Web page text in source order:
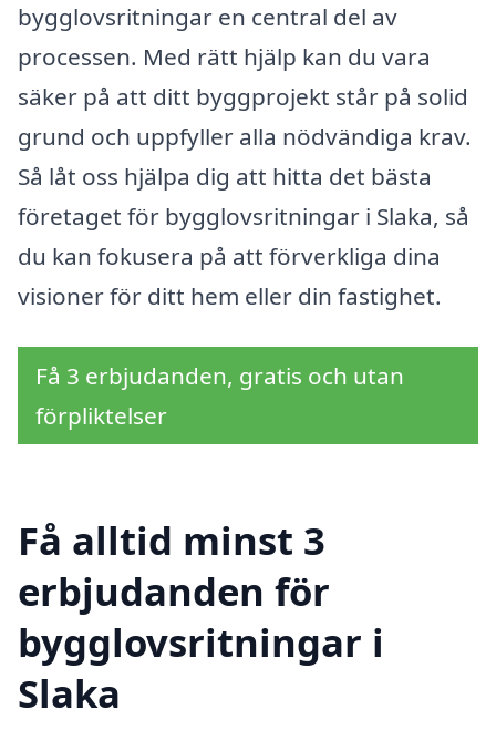
bygglovsritningar en central del av
processen. Med rätt hjälp kan du vara
säker på att ditt byggprojekt står på solid
grund och uppfyller alla nödvändiga krav.
Så låt oss hjälpa dig att hitta det bästa
företaget för bygglovsritningar i Slaka, så
du kan fokusera på att förverkliga dina
visioner för ditt hem eller din fastighet.
Få 3 erbjudanden, gratis och utan
förpliktelser
Få alltid minst 3
erbjudanden för
bygglovsritningar i
Slaka